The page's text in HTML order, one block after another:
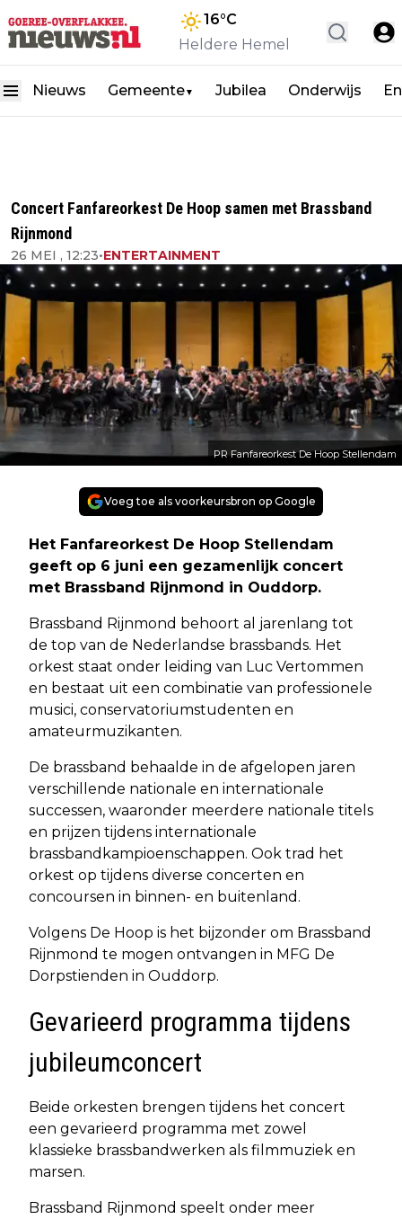
16°C
Heldere Hemel
Nieuws Gemeente▼ Jubilea Onderwijs
Concert Fanfareorkest De Hoop samen met Brassband
Rijnmond
26 MEI , 12:23•ENTERTAINMENT
PR Fanfareorkest De Hoop Stellendam
Voeg toe als voorkeursbron op Google
Het Fanfareorkest De Hoop Stellendam
geeft op 6 juni een gezamenlijk concert
met Brassband Rijnmond in Ouddorp.
Brassband Rijnmond behoort al jarenlang tot
de top van de Nederlandse brassbands. Het
orkest staat onder leiding van Luc Vertommen
en bestaat uit een combinatie van professionele
musici, conservatoriumstudenten en
amateurmuzikanten.
De brassband behaalde in de afgelopen jaren
verschillende nationale en internationale
successen, waaronder meerdere nationale titels
en prijzen tijdens internationale
brassbandkampioenschappen. Ook trad het
orkest op tijdens diverse concerten en
concoursen in binnen- en buitenland.
Volgens De Hoop is het bijzonder om Brassband
Rijnmond te mogen ontvangen in MFG De
Dorpstienden in Ouddorp.
Gevarieerd programma tijdens
jubileumconcert
Beide orkesten brengen tijdens het concert
een gevarieerd programma met zowel
klassieke brassbandwerken als filmmuziek en
marsen.
Brassband Rijnmond speelt onder meer